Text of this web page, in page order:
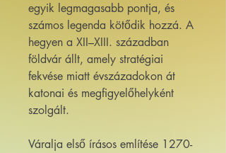
egyik legmagasabb pontja, és
számos legenda kötődik hozzá. A
hegyen a XII–XIII. században
földvár állt, amely stratégiai
fekvése miatt évszázadokon át
katonai és megfigyelőhelyként
szolgált.
Váralja első írásos említése 1270-